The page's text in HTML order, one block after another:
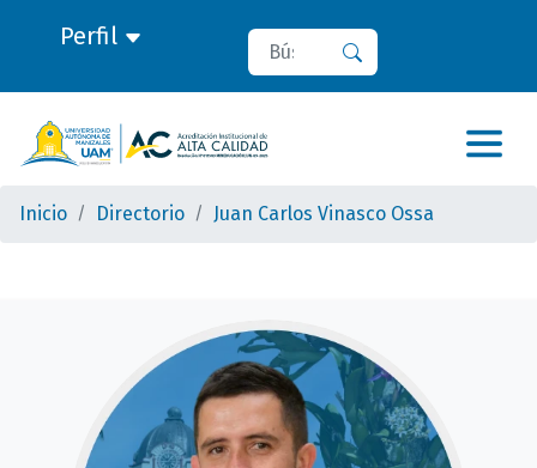
Perfil Buscar
Inicio Directorio Juan Carlos Vinasco Ossa